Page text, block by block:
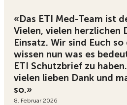
«Das ETI Med-Team ist
Vielen, vielen herzlichen
Einsatz. Wir sind Euch
wissen nun was es
ETI Schutzbrief zu
vielen lieben Dank und
so.»
8. Februar 2026